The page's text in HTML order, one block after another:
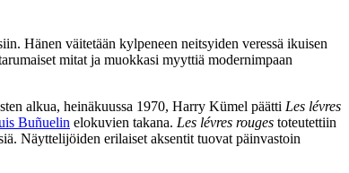
Hänen väitetään kylpeneen neitsyiden veressä ikuisen
mitat ja muokkasi myyttiä modernimpaan
alkua, heinäkuussa 1970, Harry Kümel päätti Les lévres
Buñuelin elokuvien takana. Les lévres rouges toteutettiin
Näyttelijöiden erilaiset aksentit tuovat päinvastoin